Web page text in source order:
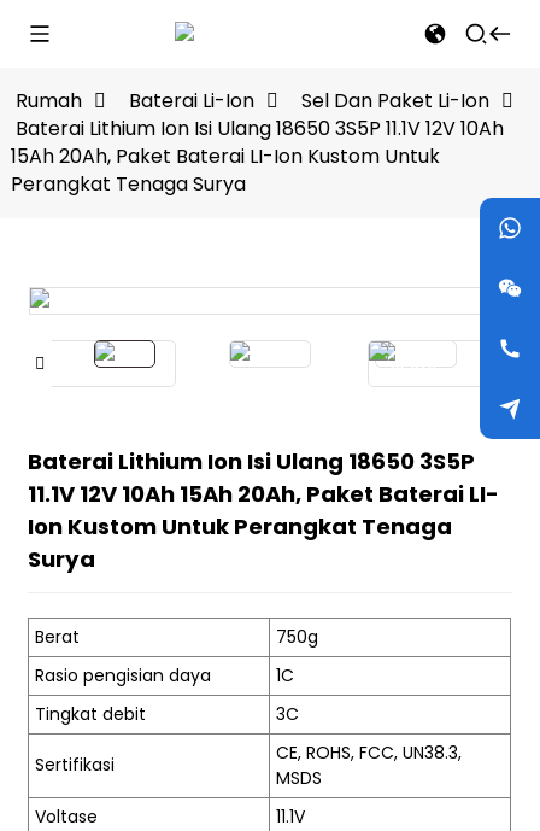
Rumah Baterai Li-Ion
Sel Dan Paket Li-Ion
Baterai Lithium Ion Isi Ulang 18650 3S5P 11.1V 12V 10Ah
15Ah 20Ah, Paket Baterai LI-Ion Kustom Untuk
Perangkat Tenaga Surya
Baterai Lithium Ion Isi Ulang 18650 3S5P
11.1V 12V 10Ah 15Ah 20Ah, Paket Baterai LI-
Ion Kustom Untuk Perangkat Tenaga
Surya
Berat
750g
Rasio pengisian daya
1C
Tingkat debit
3C
Sertifikasi
CE, ROHS, FCC, UN38.3,
MSDS
Voltase
11.1V